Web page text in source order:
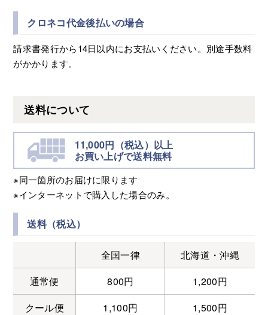
クロネコ代金後払いの場合
請求書発行から14日以内にお支払いください。別途手数料
がかかります。
送料について
11,000円（税込）以上
お買い上げで送料無料
※同一箇所のお届けに限ります
※インターネットで購入した場合のみ。
送料（税込）
全国一律
北海道・沖縄
通常便
800円
1,200円
クール便
1,100円 1,500円